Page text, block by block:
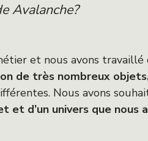
Avalanche?
et nous avons travaillé
de très nombreux
Nous avons
et d’un univers que nous